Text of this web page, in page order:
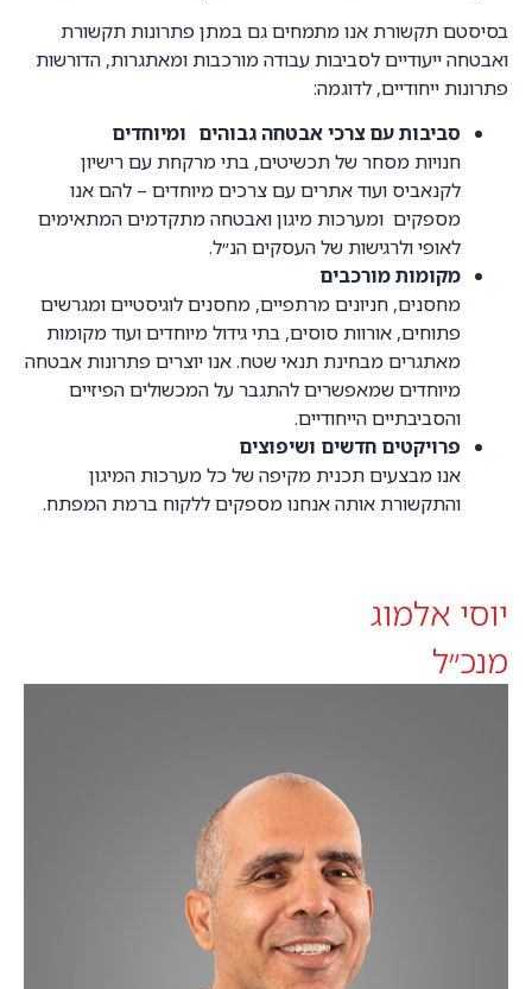
בסיסטם תקשורת אנו מתמחים גם במתן פתרונות תקשורת
ואבטחה ייעודיים לסביבות עבודה מורכבות ומאתגרות, הדורשות
פתרונות ייחודיים, לדוגמה:
סביבות עם צרכי אבטחה גבוהים ומיוחדים
חנויות מסחר של תכשיטים, בתי מרקחת עם רישיון
לקנאביס ועוד אתרים עם צרכים מיוחדים – להם אנו
מספקים ומערכות מיגון ואבטחה מתקדמים המתאימים
לאופי ולרגישות של העסקים הנ״ל.
מקומות מורכבים
מחסנים, חניונים מרתפיים, מחסנים לוגיסטיים ומגרשים
פתוחים, אורוות סוסים, בתי גידול מיוחדים ועוד מקומות
מאתגרים מבחינת תנאי שטח. אנו יוצרים פתרונות אבטחה
מיוחדים שמאפשרים להתגבר על המכשולים הפיזיים
והסביבתיים הייחודיים.
פרויקטים חדשים ושיפוצים
אנו מבצעים תכנית מקיפה של כל מערכות המיגון
והתקשורת אותה אנחנו מספקים ללקוח ברמת המפתח.
יוסי אלמוג
מנכ״ל